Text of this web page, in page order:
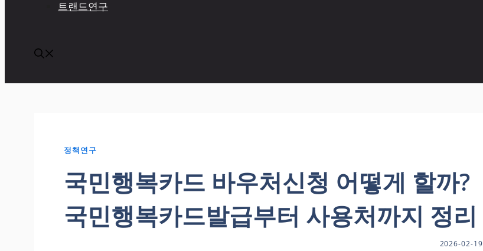
트랜드연구
정책연구
국민행복카드 바우처신청 어떻게 할까?
국민행복카드발급부터 사용처까지 정리
2026-02-19